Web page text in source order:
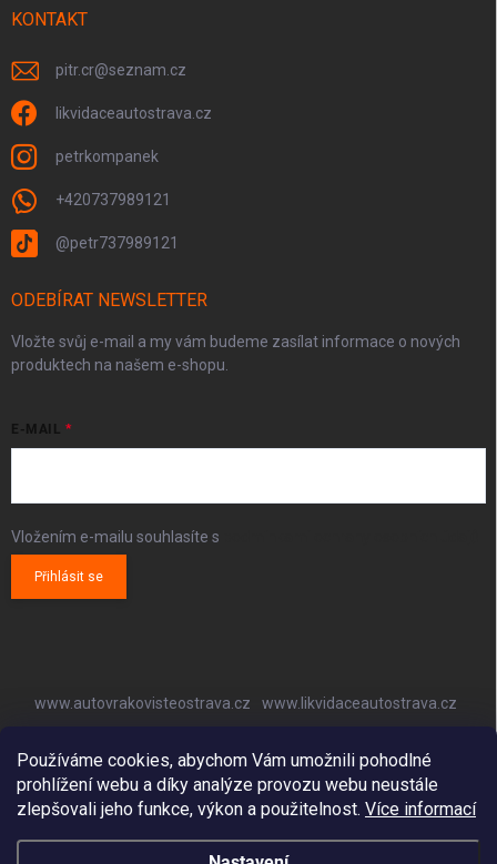
Používáme cookies, abychom Vám umožnili pohodlné
prohlížení webu a díky analýze provozu webu neustále
zlepšovali jeho funkce, výkon a použitelnost. Více informací
KONTAKT
pitr.cr@seznam.cz
likvidaceautostrava.cz
petrkompanek
+420737989121
@petr737989121
ODEBÍRAT NEWSLETTER
Vložte svůj e-mail a my vám budeme zasílat informace o nových
produktech na našem e-shopu.
E-MAIL
Vložením e-mailu souhlasíte s
Přihlásit se
www.autovrakovisteostrava.cz
www.likvidaceautostrava.cz